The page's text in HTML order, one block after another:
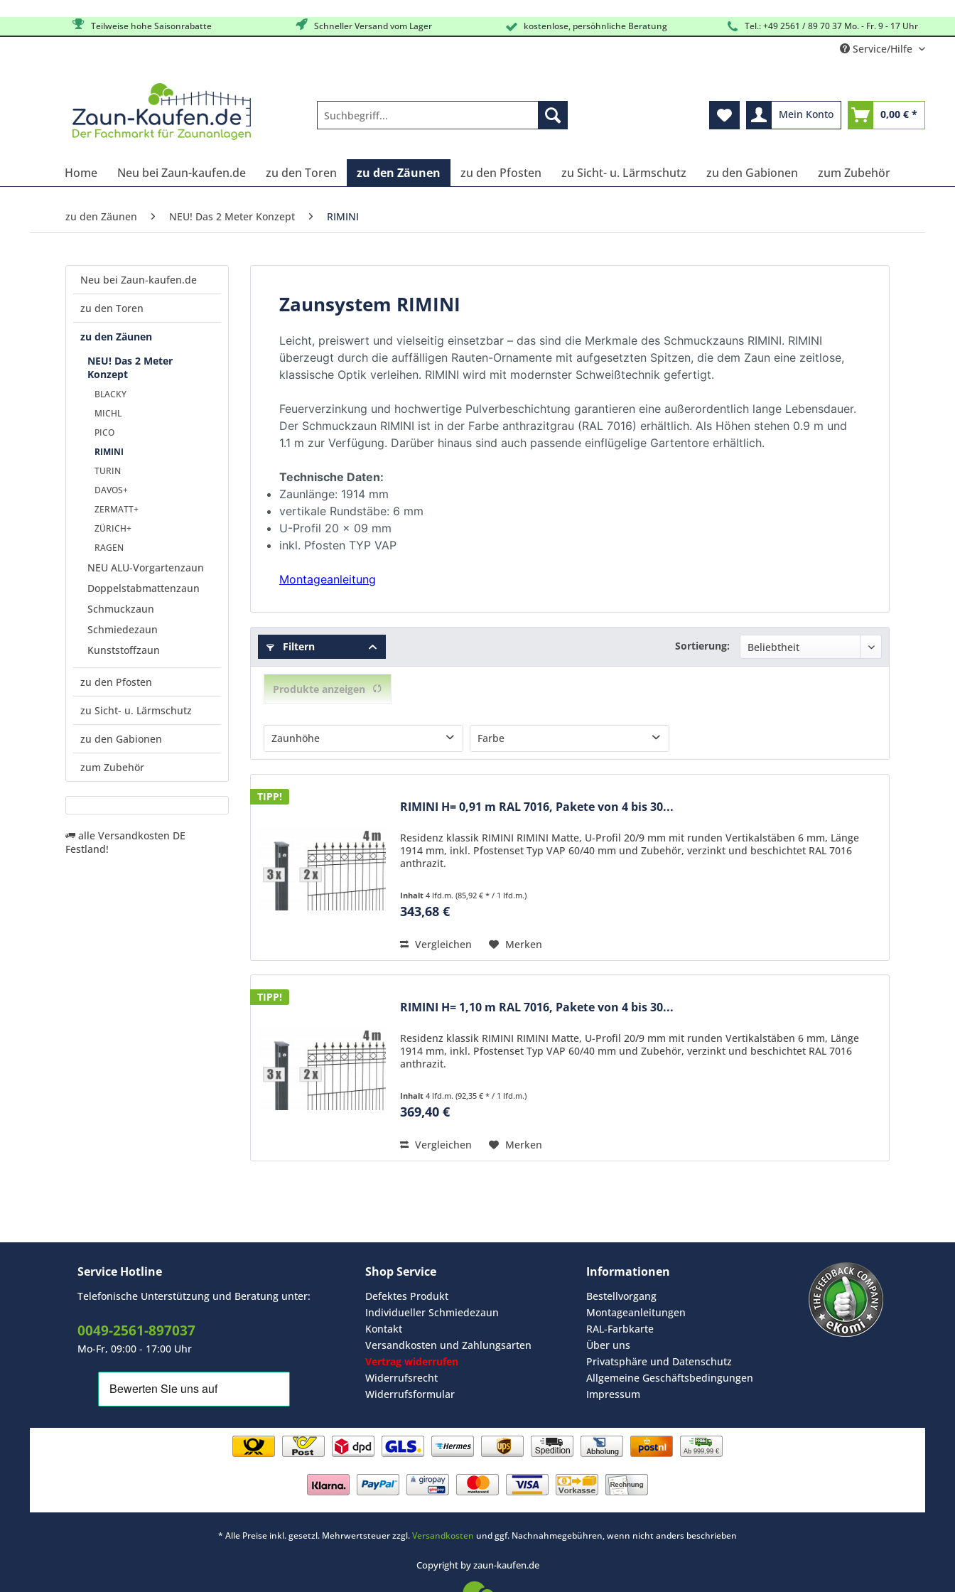
Teilweise hohe Saisonrabatte Schneller Versand vom Lager kostenlose, persöhnliche Beratung Tel.: +49 2561 / 89 70 37 Mo. - Fr. 9 - 17 Uhr
Service/Hilfe
Mein Konto 0,00 € *
Home Neu bei Zaun-kaufen.de zu den Toren zu den Zäunen zu den Pfosten zu Sicht- u. Lärmschutz zu den Gabionen zum Zubehör
zu den Zäunen NEU! Das 2 Meter Konzept RIMINI
Neu bei Zaun-kaufen.de
zu den Toren
zu den Zäunen
NEU! Das 2 Meter
Konzept
BLACKY
MICHL
PICO
RIMINI
TURIN
DAVOS+
ZERMATT+
ZÜRICH+
RAGEN
NEU ALU-Vorgartenzaun
Doppelstabmattenzaun
Schmuckzaun
Schmiedezaun
Kunststoffzaun
zu den Pfosten
zu Sicht- u. Lärmschutz
zu den Gabionen
zum Zubehör
alle Versandkosten DE
Festland!
Zaunsystem RIMINI
Leicht, preiswert und vielseitig einsetzbar – das sind die Merkmale des Schmuckzauns RIMINI. RIMINI
überzeugt durch die auffälligen Rauten-Ornamente mit aufgesetzten Spitzen, die dem Zaun eine zeitlose,
klassische Optik verleihen. RIMINI wird mit modernster Schweißtechnik gefertigt.
Feuerverzinkung und hochwertige Pulverbeschichtung garantieren eine außerordentlich lange Lebensdauer.
Der Schmuckzaun RIMINI ist in der Farbe anthrazitgrau (RAL 7016) erhältlich. Als Höhen stehen 0.9 m und
1.1 m zur Verfügung. Darüber hinaus sind auch passende einflügelige Gartentore erhältlich.
Technische Daten:
Zaunlänge: 1914 mm
vertikale Rundstäbe: 6 mm
U-Profil 20 x 09 mm
inkl. Pfosten TYP VAP
Montageanleitung
Filtern Sortierung:
Produkte anzeigen
Zaunhöhe
0,90 m
Farbe
RAL7016 anthrazit
TIPP!
RIMINI H= 0,91 m RAL 7016, Pakete von 4 bis 30...
Residenz klassik RIMINI RIMINI Matte, U-Profil 20/9 mm mit runden Vertikalstäben 6 mm, Länge
1914 mm, inkl. Pfostenset Typ VAP 60/40 mm und Zubehör, verzinkt und beschichtet RAL 7016
anthrazit.
Inhalt4 lfd.m.(85,92 € * / 1 lfd.m.)
343,68 €
Vergleichen Merken
TIPP!
RIMINI H= 1,10 m RAL 7016, Pakete von 4 bis 30...
Residenz klassik RIMINI RIMINI Matte, U-Profil 20/9 mm mit runden Vertikalstäben 6 mm, Länge
1914 mm, inkl. Pfostenset Typ VAP 60/40 mm und Zubehör, verzinkt und beschichtet RAL 7016
anthrazit.
Inhalt4 lfd.m.(92,35 € * / 1 lfd.m.)
369,40 €
Vergleichen Merken
Service Hotline
Telefonische Unterstützung und Beratung unter:
0049-2561-897037
Mo-Fr, 09:00 - 17:00 Uhr
Shop Service
Defektes Produkt
Individueller Schmiedezaun
Kontakt
Versandkosten und Zahlungsarten
Vertrag widerrufen
Widerrufsrecht
Widerrufsformular
Informationen
Bestellvorgang
Montageanleitungen
RAL-Farbkarte
Über uns
Privatsphäre und Datenschutz
Allgemeine Geschäftsbedingungen
Impressum
Ab 999,99 €
* Alle Preise inkl. gesetzl. Mehrwertsteuer zzgl.Versandkosten und ggf. Nachnahmegebühren, wenn nicht anders beschrieben
Copyright by zaun-kaufen.de